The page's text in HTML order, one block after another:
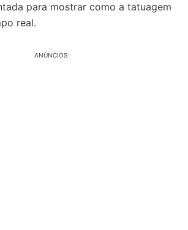
para mostrar como a tatuagem
real.
ANÚNCIOS